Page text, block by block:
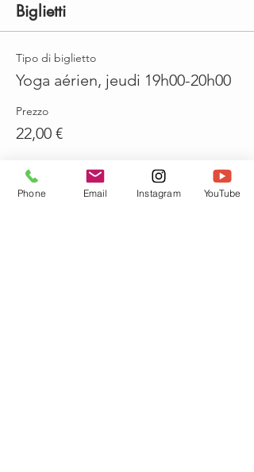
Biglietti
Tipo di biglietto
Yoga aérien, jeudi 19h00-20h00
Prezzo
22,00 €
Phone Email Instagram YouTube